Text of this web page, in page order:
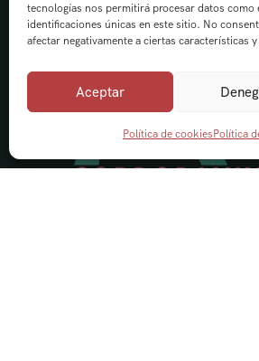
tecnologías nos permitirá procesar datos como
identificaciones únicas en este sitio. No
afectar negativamente a ciertas características
Aceptar
Política de cookiesPolítica